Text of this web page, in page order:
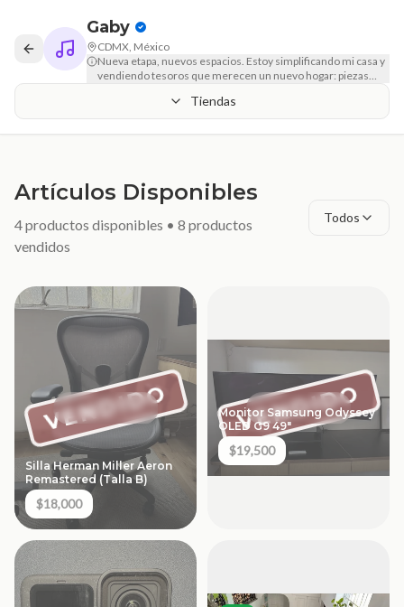
Gaby
CDMX, México
Nueva etapa, nuevos espacios. Estoy simplificando mi casa y
vendiendo tesoros que merecen un nuevo hogar: piezas
Tiendas
Artículos Disponibles
4productos disponibles • 8 productos
vendidos
Todos
VENDIDO
Silla Herman Miller Aeron
Remastered (Talla B)
$18,000
VENDIDO
Monitor Samsung Odyssey
OLED G9 49"
$19,500